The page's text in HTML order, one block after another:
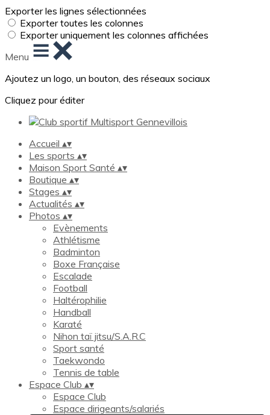
Exporter les lignes sélectionnées
Exporter toutes les colonnes
Exporter uniquement les colonnes affichées
Menu
Ajoutez un logo, un bouton, des réseaux sociaux
Cliquez pour éditer
Accueil ▴▾
Les sports ▴▾
Maison Sport Santé ▴▾
Boutique ▴▾
Stages ▴▾
Actualités ▴▾
Photos ▴▾
Evènements
Athlétisme
Badminton
Boxe Française
Escalade
Football
Haltérophilie
Handball
Karaté
Nihon taï jitsu/S.A.R.C
Sport santé
Taekwondo
Tennis de table
Espace Club ▴▾
Espace Club
Espace dirigeants/salariés